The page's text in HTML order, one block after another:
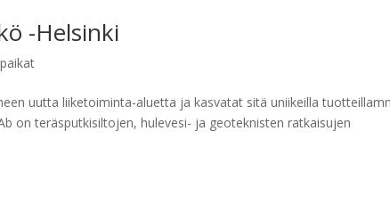
-Helsinki
uutta liiketoiminta-aluetta ja kasvatat sitä uniikeilla
on teräsputkisiltojen, hulevesi- ja geoteknisten ratkaisujen